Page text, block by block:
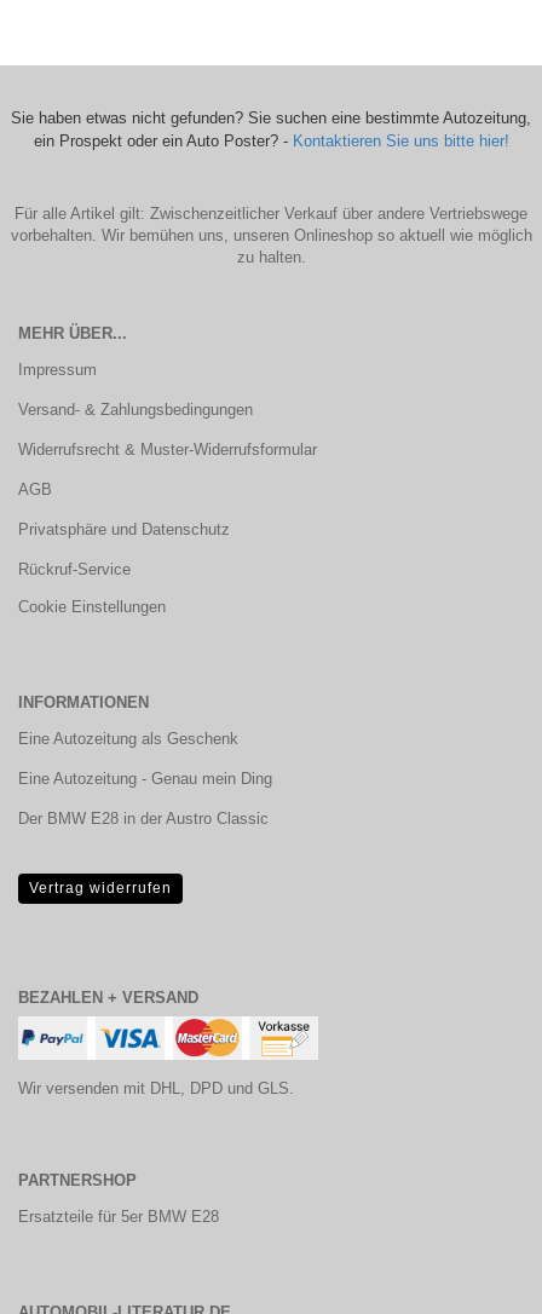
Sie haben etwas nicht gefunden? Sie suchen eine bestimmte Autozeitung,
ein Prospekt oder ein Auto Poster? - Kontaktieren Sie uns bitte hier!
Für alle Artikel gilt: Zwischenzeitlicher Verkauf über andere Vertriebswege
vorbehalten. Wir bemühen uns, unseren Onlineshop so aktuell wie möglich
zu halten.
MEHR ÜBER...
Impressum
Versand- & Zahlungsbedingungen
Widerrufsrecht & Muster-Widerrufsformular
AGB
Privatsphäre und Datenschutz
Rückruf-Service
Cookie Einstellungen
INFORMATIONEN
Eine Autozeitung als Geschenk
Eine Autozeitung - Genau mein Ding
Der BMW E28 in der Austro Classic
Vertrag widerrufen
BEZAHLEN + VERSAND
Wir versenden mit DHL, DPD und GLS.
PARTNERSHOP
Ersatzteile für 5er BMW E28